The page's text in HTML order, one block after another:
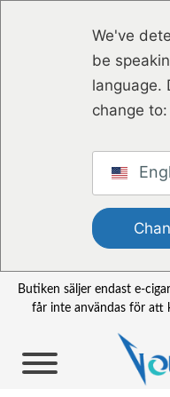
We've
be
language.
change to:
Butiken säljer endast e-
får inte användas för att